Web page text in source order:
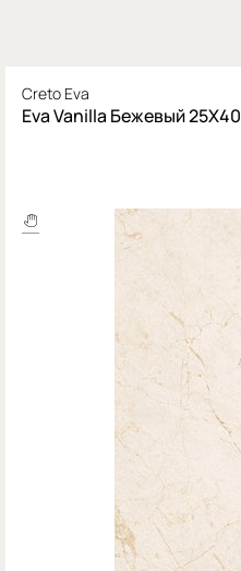
Creto Eva
Eva Vanilla Бежевый 25Х40